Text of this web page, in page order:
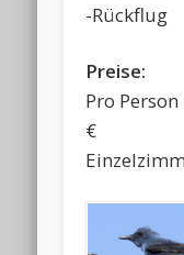
-Rückflug
Preise:
Pro
€